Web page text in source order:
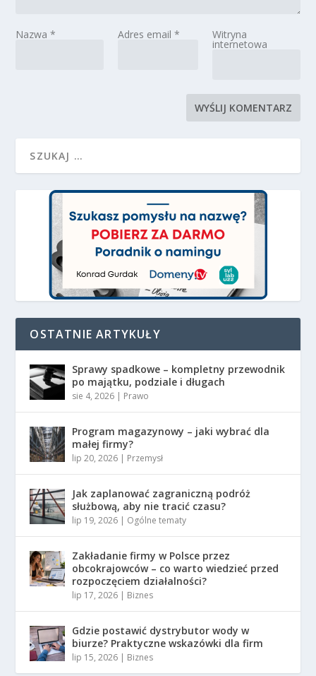
Nazwa* Adres email * Witryna
internetowa
OSTATNIE ARTYKUŁY
Sprawy spadkowe – kompletny przewodnik
po majątku, podziale i długach
sie 4, 2026 | Prawo
Program magazynowy – jaki wybrać dla
małej firmy?
lip 20, 2026 | Przemysł
Jak zaplanować zagraniczną podróż
służbową, aby nie tracić czasu?
lip 19, 2026 | Ogólne tematy
Zakładanie firmy w Polsce przez
obcokrajowców – co warto wiedzieć przed
rozpoczęciem działalności?
lip 17, 2026 | Biznes
Gdzie postawić dystrybutor wody w
biurze? Praktyczne wskazówki dla firm
lip 15, 2026 | Biznes